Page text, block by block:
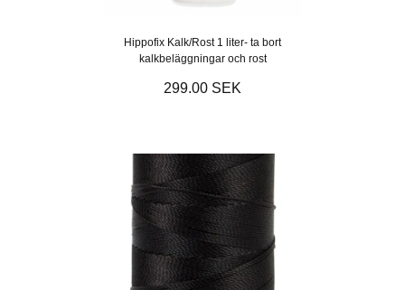
Hippofix Kalk/Rost 1 liter- ta bort
kalkbeläggningar och rost
299.00 SEK